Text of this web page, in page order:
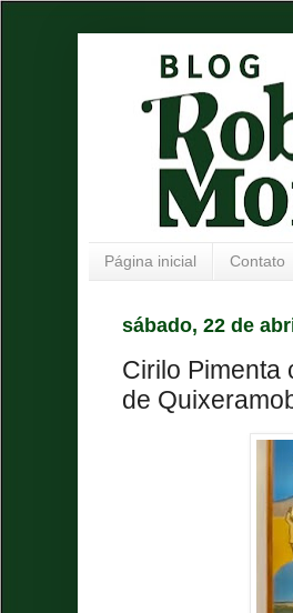
Página inicial Contato
sábado, 22 de
Cirilo Pimenta
de